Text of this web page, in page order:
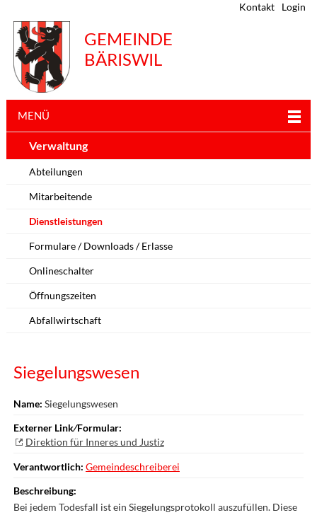
Kontakt Login
GEMEINDE
BÄRISWIL
MENÜ
Verwaltung
Abteilungen
Mitarbeitende
Dienstleistungen
Formulare / Downloads / Erlasse
Onlineschalter
Öffnungszeiten
Abfallwirtschaft
Siegelungswesen
Name: Siegelungswesen
Externer Link⁄Formular:
Direktion für Inneres und Justiz
Verantwortlich: Gemeindeschreiberei
Beschreibung:
Bei jedem Todesfall ist ein Siegelungsprotokoll auszufüllen. Diese